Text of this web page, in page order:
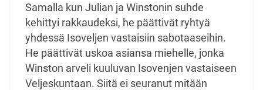
Samalla kun Julian ja Winstonin suhde
kehittyi rakkaudeksi, he päättivät ryhtyä
yhdessä Isoveljen vastaisiin sabotaaseihin.
He päättivät uskoa asiansa miehelle, jonka
Winston arveli kuuluvan Isovenjen vastaiseen
Veljeskuntaan. Siitä ei seuranut mitään